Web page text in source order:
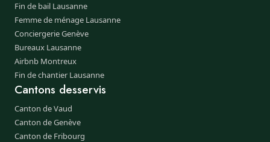
Fin de bail Lausanne
Femme de ménage Lausanne
Conciergerie Genève
Bureaux Lausanne
Airbnb Montreux
Fin de chantier Lausanne
Cantons desservis
Canton de Vaud
Canton de Genève
Canton de Fribourg